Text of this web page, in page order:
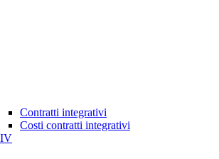
Contratti integrativi
Costi contratti integrativi